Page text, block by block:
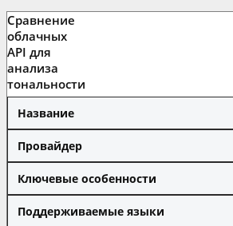
Сравнение
облачных
API для
анализа
тональности
Название
Провайдер
Ключевые особенности
Поддерживаемые языки